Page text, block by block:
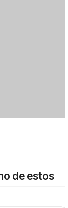
de estos